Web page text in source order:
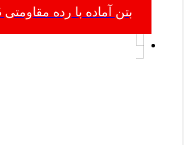
بتن آماده با رده مقاومتی C35(عیار470)